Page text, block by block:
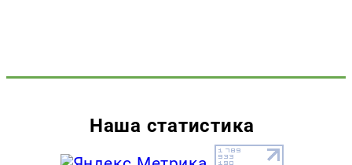
Наша статистика